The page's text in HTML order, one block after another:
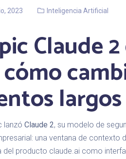
2023 Inteligencia Artificial
Claude
lanzó Claude 2, su modelo de
una ventana de contexto
del producto claude.ai como